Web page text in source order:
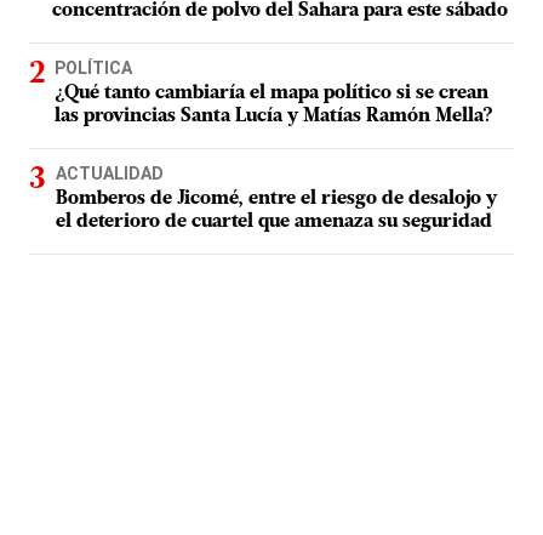
concentración de polvo del Sahara para este sábado
POLÍTICA
¿Qué tanto cambiaría el mapa político si se crean
las provincias Santa Lucía y Matías Ramón Mella?
ACTUALIDAD
Bomberos de Jicomé, entre el riesgo de desalojo y
el deterioro de cuartel que amenaza su seguridad